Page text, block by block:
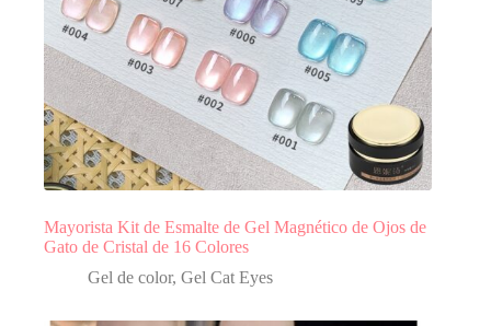
Mayorista Kit de Esmalte de Gel Magnético de Ojos de
Gato de Cristal de 16 Colores
Gel de color, Gel Cat Eyes